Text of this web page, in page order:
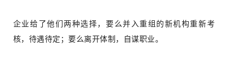
企业给了他们两种选择，要么并入重组的新机构重新考
核，待遇待定；要么离开体制，自谋职业。